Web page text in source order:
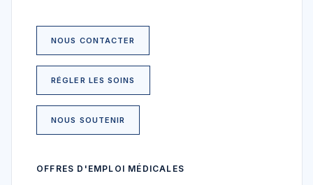
NOUS CONTACTER
RÉGLER LES SOINS
NOUS SOUTENIR
OFFRES D'EMPLOI MÉDICALES